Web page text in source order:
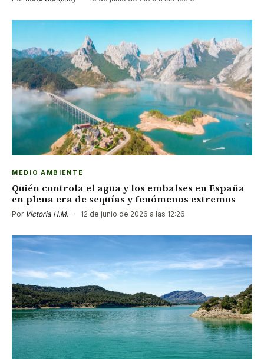
MEDIO AMBIENTE
Quién controla el agua y los embalses en España
en plena era de sequías y fenómenos extremos
Por Victoria H.M. · 12 de junio de 2026 a las 12:26